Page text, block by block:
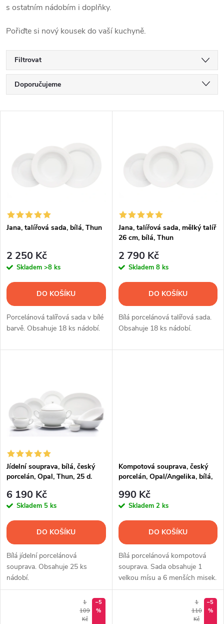
s ostatním nádobím i doplňky.
Pořiďte si nový kousek do vaší kuchyně.
Filtrovat
Ř
a
e
í
p
r
o
d
u
ů
Doporučujeme
Nejprodávanější
p
s
p
r
o
d
u
ů
Jana, talířová sada, bílá, Thun
2 250 Kč
Skladem >8 ks
DO KOŠÍKU
Porcelánová talířová sada v bílé
barvě. Obsahuje 18 ks nádobí.
Jana, talířová sada, mělký talíř
26 cm, bílá, Thun
2 790 Kč
Skladem 8 ks
DO KOŠÍKU
Bílá porcelánová talířová sada.
Obsahuje 18 ks nádobí.
Jídelní souprava, bílá, český
porcelán, Opal, Thun, 25 d.
6 190 Kč
Skladem 5 ks
DO KOŠÍKU
Bílá jídelní porcelánová
souprava. Obsahuje 25 ks
nádobí.
Kompotová souprava, český
porcelán, Opal/Angelika, bílá,
990 Kč
Skladem 2 ks
DO KOŠÍKU
Bílá porcelánová kompotová
souprava. Sada obsahuje 1
velkou mísu a 6 menších misek.
1
109
Kč
–5
%
1
110
Kč
–5
%